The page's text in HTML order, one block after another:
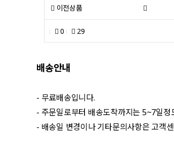
이전상품
0 29
배송안내
- 무료배송입니다.
- 주문일로부터 배송도착까지는 5~7일
- 배송일 변경이나 기타문의사항은 고객